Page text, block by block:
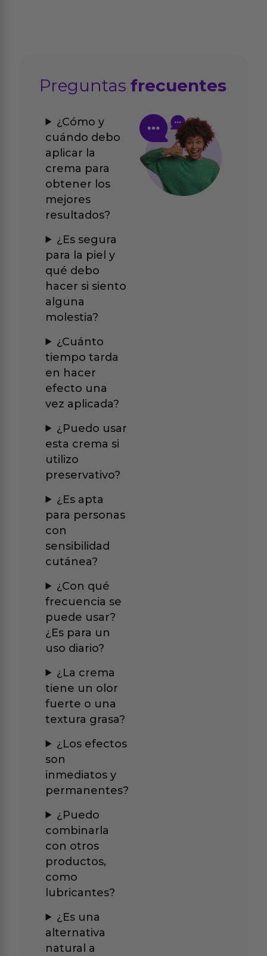
Preguntasfrecuentes
¿Cómo y
cuándo debo
aplicar la
crema para
obtener los
mejores
resultados?
¿Es segura
para la piel y
qué debo
hacer si siento
alguna
molestia?
¿Cuánto
tiempo tarda
en hacer
efecto una
vez aplicada?
¿Puedo usar
esta crema si
utilizo
preservativo?
¿Es apta
para personas
con
sensibilidad
cutánea?
¿Con qué
frecuencia se
puede usar?
¿Es para un
uso diario?
¿La crema
tiene un olor
fuerte o una
textura grasa?
¿Los efectos
son
inmediatos y
permanentes?
¿Puedo
combinarla
con otros
productos,
como
lubricantes?
¿Es una
alternativa
natural a